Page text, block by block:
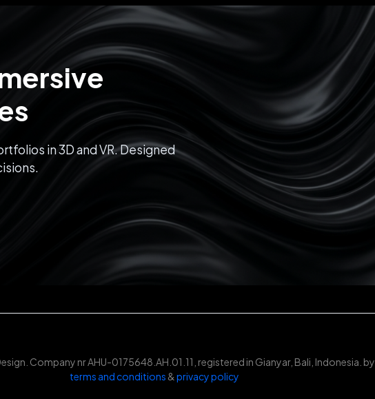
in 3D and VR. Designed
Company nr AHU-0175648.AH.01.11, registered in Gianyar, Bali, Indonesia. by
terms and conditions &privacy policy